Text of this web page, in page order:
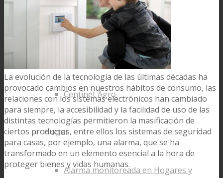
Sistemas
Centinet Agro
Hogar
Alarma monitoreada en Hogares y
La evolución de la tecnología de las últimas décadas ha
provocado cambios en nuestros hábitos de consumo, las
relaciones con los sistemas electrónicos han cambiado
para siempre, la accesibilidad y la facilidad de uso de las
distintas tecnologías permitieron la masificación de
ciertos productos, entre ellos los sistemas de seguridad
para casas, por ejemplo, una alarma, que se ha
transformado en un elemento esencial a la hora de
proteger bienes y vidas humanas.